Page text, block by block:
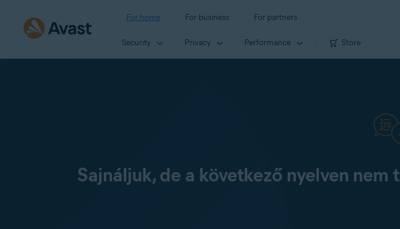
For home For business For partners
Security Privacy Performance Store
Sajnáljuk, de a következő nyelven